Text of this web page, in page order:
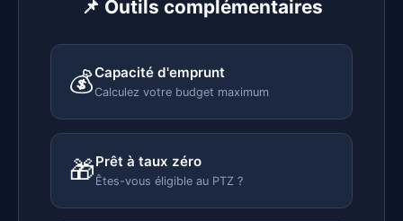
📌 Outils complémentaires
💰Capacité d'emprunt
Calculez votre budget maximum
🎁Prêt à taux zéro
Êtes-vous éligible au PTZ ?